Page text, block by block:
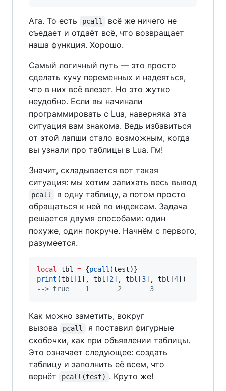
Ага. То есть pcall
всё же ничего не
съедает и отдаёт всё, что возвращает
наша функция. Хорошо.
Самый логичный путь — это просто
сделать кучу переменных и надеяться,
что в них всё влезет. Но это жутко
неудобно. Если вы начинали
программировать с Lua, наверняка эта
ситуация вам знакома. Ведь избавиться
от этой лапши стало возможным, когда
вы узнали про таблицы в Lua. Гм!
Значит, складывается вот такая
ситуация: мы хотим запихать весь вывод
pcall
в одну таблицу, а потом просто
обращаться к ней по индексам. Задача
решается двумя способами: один
похуже, один покруче. Начнём с первого,
разумеется.
local tbl = {pcall (test
print (tbl [1 ], tbl [2], tbl [3], tbl [4
--> true    1       2       3
Как можно заметить, вокруг
вызова
pcall
я поставил фигурные
скобочки, как при объявлении таблицы.
Это означает следующее: создать
таблицу и заполнить её всем, что
вернёт
pcall(test) . Круто же!